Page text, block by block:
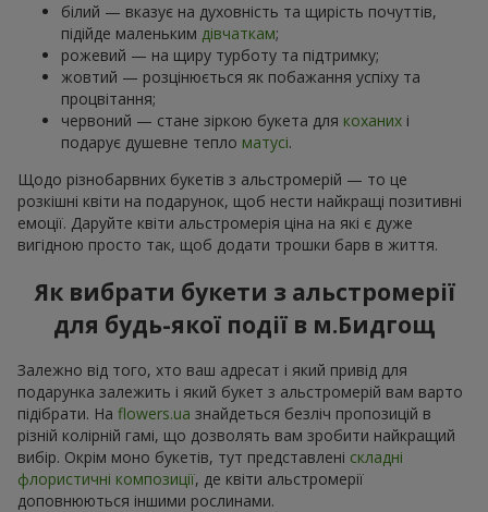
білий — вказує на духовність та щирість почуттів,
підійде маленьким дівчаткам;
рожевий — на щиру турботу та підтримку;
жовтий — розцінюється як побажання успіху та
процвітання;
червоний — стане зіркою букета для коханих і
подарує душевне тепло матусі.
Щодо різнобарвних букетів з альстромерій — то це
розкішні квіти на подарунок, щоб нести найкращі позитивні
емоції. Даруйте квіти альстромерія ціна на які є дуже
вигідною просто так, щоб додати трошки барв в життя.
Як вибрати букети з альстромерії
для будь-якої події в м.Бидгощ
Залежно від того, хто ваш адресат і який привід для
подарунка залежить і який букет з альстромерій вам варто
підібрати. На flowers.ua знайдеться безліч пропозицій в
різній колірній гамі, що дозволять вам зробити найкращий
вибір. Окрім моно букетів, тут представлені складні
флористичні композиції, де квіти альстромерії
доповнюються іншими рослинами.